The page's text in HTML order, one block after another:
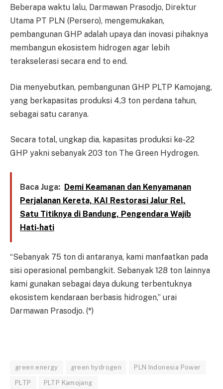
Beberapa waktu lalu, Darmawan Prasodjo, Direktur
Utama PT PLN (Persero), mengemukakan,
pembangunan GHP adalah upaya dan inovasi pihaknya
membangun ekosistem hidrogen agar lebih
terakselerasi secara end to end.
Dia menyebutkan, pembangunan GHP PLTP Kamojang,
yang berkapasitas produksi 4,3 ton perdana tahun,
sebagai satu caranya.
Secara total, ungkap dia, kapasitas produksi ke-22
GHP yakni sebanyak 203 ton The Green Hydrogen.
Baca Juga: Demi Keamanan dan Kenyamanan
Perjalanan Kereta, KAI Restorasi Jalur Rel,
Satu Titiknya di Bandung, Pengendara Wajib
Hati-hati
“Sebanyak 75 ton di antaranya, kami manfaatkan pada
sisi operasional pembangkit. Sebanyak 128 ton lainnya
kami gunakan sebagai daya dukung terbentuknya
ekosistem kendaraan berbasis hidrogen,” urai
Darmawan Prasodjo. (*)
green energy green hydrogen PLN Indonesia Power
PLTP PLTP Kamojang